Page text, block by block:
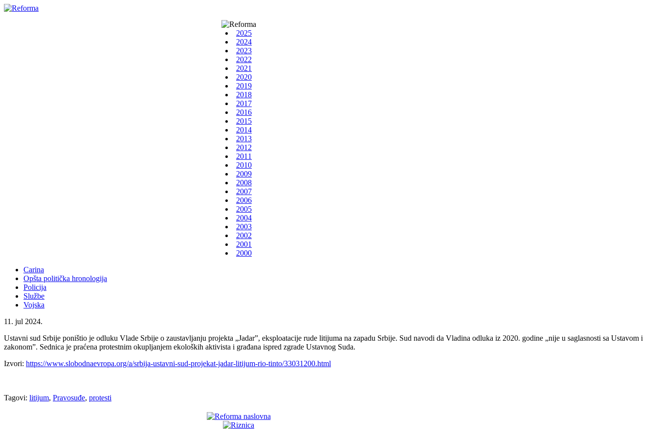
2025
2024
2023
2022
2021
2020
2019
2018
2017
2016
2015
2014
2013
2012
2011
2010
2009
2008
2007
2006
2005
2004
2003
2002
2001
2000
Carina
Opšta politička hronologija
Policija
Službe
Vojska
11. jul 2024.
Ustavni sud Srbije poništio je odluku Vlade Srbije o zaustavljanju projekta „Jadarˮ, eksploatacije rude litijuma na zapadu Srbije. Sud navodi da Vladina odluka iz 2020. godine „nije u saglasnosti sa Ustavom i
zakonomˮ. Sednica je praćena protestnim okupljanjem ekoloških aktivista i građana ispred zgrade Ustavnog Suda.
Izvori: https://www.slobodnaevropa.org/a/srbija-ustavni-sud-projekat-jadar-litijum-rio-tinto/33031200.html
Tagovi: litijum, Pravosuđe, protesti